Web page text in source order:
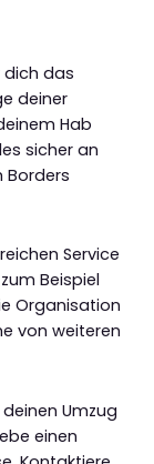
dich das
deiner
Hab
sicher an
Borders
Service
Beispiel
Organisation
von weiteren
Umzug
einen